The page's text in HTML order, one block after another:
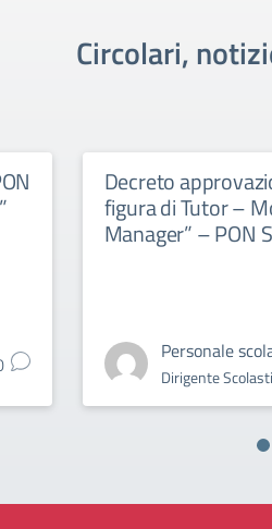
Circolari,
Decreto
figura di Tutor –
Manager” – PON
Personale
Dirigente